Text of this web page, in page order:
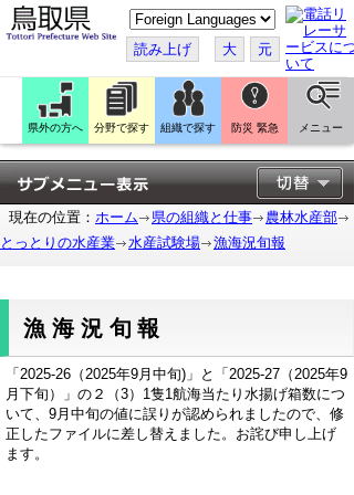
こ
の
ペ
ー
ジ
翻
訳
す
る
読み上げ 大 元
県外の方へ 分野で探す 組織で探す 防災 緊急 メニュー
現在の位置： ホーム 県の組織と仕事
農林水産部
とっとりの水産業
水産試験場 漁海況旬報
漁海況旬報
「2025-26（2025年9月中旬)」と「2025-27（2025年9
月下旬）」の２（3）1隻1航海当たり水揚げ箱数につ
いて、9月中旬の値に誤りが認められましたので、修
正したファイルに差し替えました。お詫び申し上げ
ます。